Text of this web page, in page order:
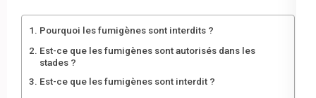
Pourquoi les fumigènes sont interdits ?
Est-ce que les fumigènes sont autorisés dans les
stades ?
Est-ce que les fumigènes sont interdit ?